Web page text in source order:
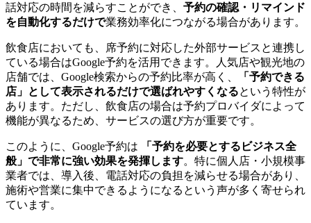
話対応の時間を減らすことができ、 予約の確認・リマインド
を自動化するだけで業務効率化につながる場合があります。
飲食店においても、席予約に対応した外部サービスと連携し
ている場合はGoogle予約を活用できます。人気店や観光地の
店舗では、Google検索からの予約比率が高く、
「予約できる
店」として表示されるだけで選ばれやすくなるという特性が
あります。ただし、飲食店の場合は予約プロバイダによって
機能が異なるため、サービスの選び方が重要です。
このように、Google予約は
「予約を必要とするビジネス全
般」で非常に強い効果を発揮します。特に個人店・小規模事
業者では、導入後、電話対応の負担を減らせる場合があり、
施術や営業に集中できるようになるという声が多く寄せられ
ています。